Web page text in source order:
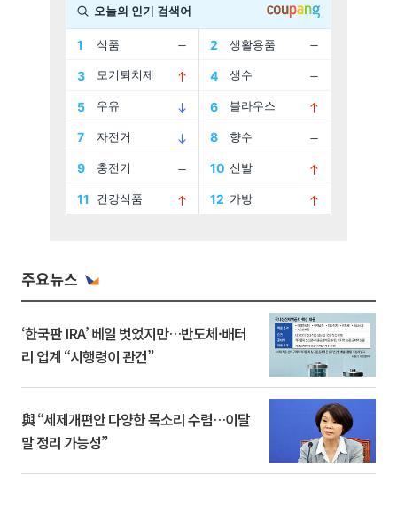
주요뉴스
‘한국판 IRA’ 베일 벗었지만…반도체·배터
리 업계 “시행령이 관건”
與 “세제개편안 다양한 목소리 수렴…이달
말 정리 가능성”